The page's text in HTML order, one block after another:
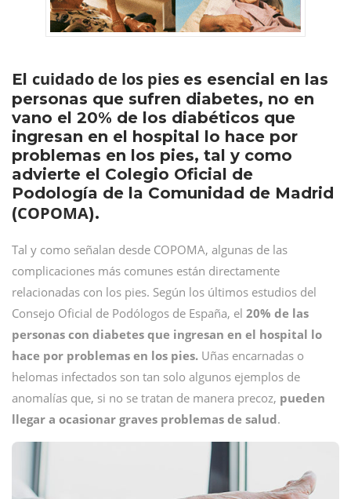
El cuidado de los pies es esencial en las
personas que sufren diabetes, no en
vano el 20% de los diabéticos que
ingresan en el hospital lo hace por
problemas en los pies, tal y como
advierte el Colegio Oficial de
Podología de la Comunidad de Madrid
(COPOMA).
Tal y como señalan desde COPOMA, algunas de las
complicaciones más comunes están directamente
relacionadas con los pies. Según los últimos estudios del
Consejo Oficial de Podólogos de España, el 20% de las
personas con diabetes que ingresan en el hospital lo
hace por problemas en los pies. Uñas encarnadas o
helomas infectados son tan solo algunos ejemplos de
anomalías que, si no se tratan de manera precoz, pueden
llegar a ocasionar graves problemas de salud.